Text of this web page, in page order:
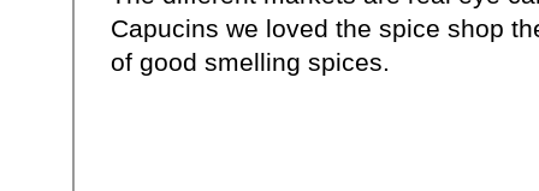
Capucins we loved the spice shop
of good smelling spices.